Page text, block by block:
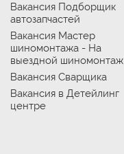
Вакансия Подборщик
автозапчастей
Вакансия Мастер
шиномонтажа - На
выездной шиномонтаж
Вакансия Сварщика
Вакансия в Детейлинг
центре